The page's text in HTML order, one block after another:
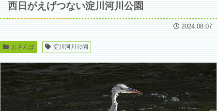
西日がえげつない淀川河川公園
2024.08.07
おさんぽ 淀川河川公園